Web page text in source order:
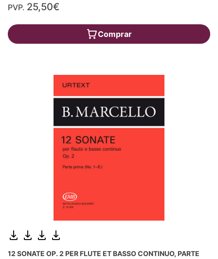
PVP. 25,50€
Comprar
12 SONATE OP. 2 PER FLUTE ET BASSO CONTINUO, PARTE